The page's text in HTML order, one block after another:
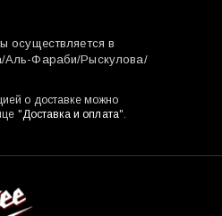
осуществляется в
Аль-Фараби/Рыскулова/
о доставке можно
"Доставка и оплата".